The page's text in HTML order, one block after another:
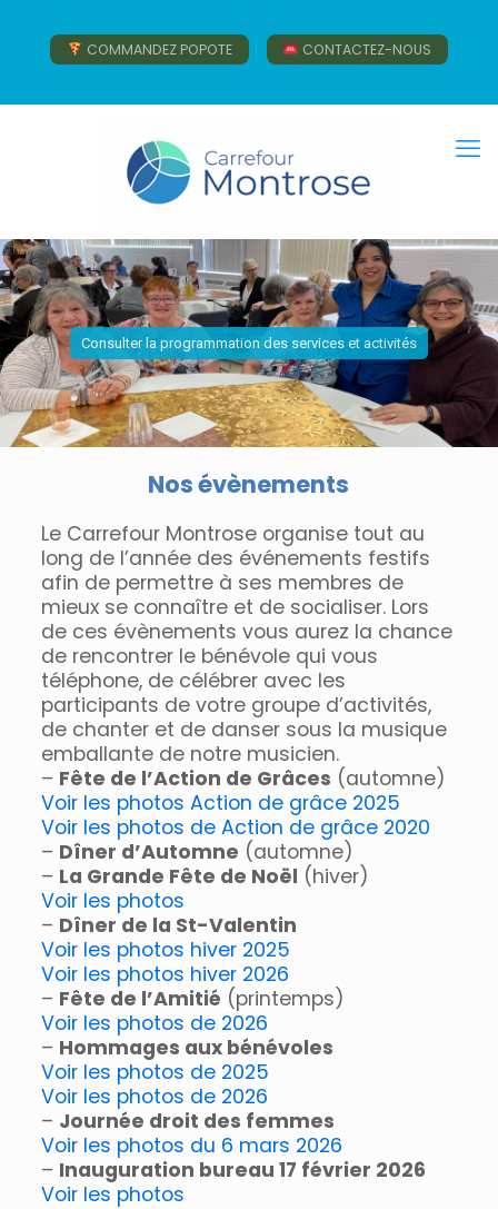
COMMANDEZ POPOTE CONTACTEZ-NOUS
Consulter la programmation des services et activités
Nos évènements
Le Carrefour Montrose organise tout au
long de l’année des événements festifs
afin de permettre à ses membres de
mieux se connaître et de socialiser. Lors
de ces évènements vous aurez la chance
de rencontrer le bénévole qui vous
téléphone, de célébrer avec les
participants de votre groupe d’activités,
de chanter et de danser sous la musique
emballante de notre musicien.
– Fête de l’Action de Grâces (automne)
Voir les photos Action de grâce 2025
Voir les photos de Action de grâce 2020
– Dîner d’Automne (automne)
– La Grande Fête de Noël (hiver)
Voir les photos
– Dîner de la St-Valentin
Voir les photos hiver 2025
Voir les photos hiver 2026
– Fête de l’Amitié (printemps)
Voir les photos de 2026
– Hommages aux bénévoles
Voir les photos de 2025
Voir les photos de 2026
– Journée droit des femmes
Voir les photos du 6 mars 2026
– Inauguration bureau 17 février 2026
Voir les photos